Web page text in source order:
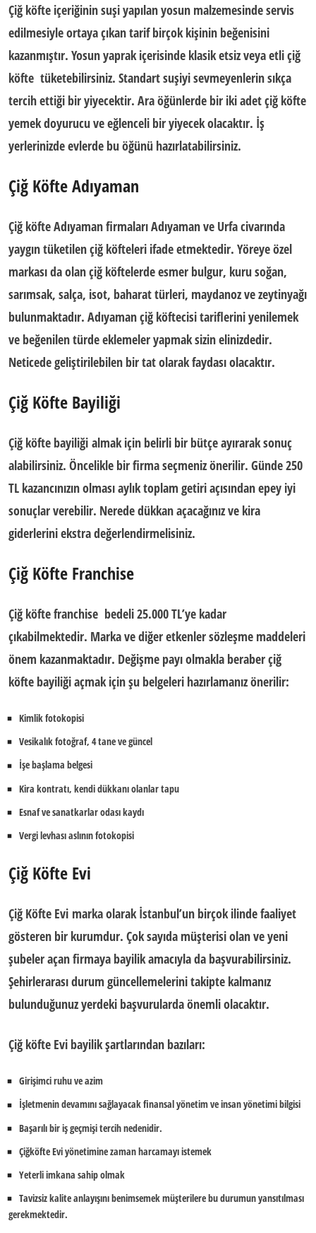
Çiğ köfte içeriğinin suşi yapılan yosun malzemesinde servis
edilmesiyle ortaya çıkan tarif birçok kişinin beğenisini
kazanmıştır. Yosun yaprak içerisinde klasik etsiz veya etli çiğ
köfte tüketebilirsiniz. Standart suşiyi sevmeyenlerin sıkça
tercih ettiği bir yiyecektir. Ara öğünlerde bir iki adet çiğ köfte
yemek doyurucu ve eğlenceli bir yiyecek olacaktır. İş
yerlerinizde evlerde bu öğünü hazırlatabilirsiniz.
Çiğ Köfte Adıyaman
Çiğ köfte Adıyamanfirmaları Adıyaman ve Urfa civarında
yaygın tüketilen çiğ köfteleri ifade etmektedir. Yöreye özel
markası da olan çiğ köftelerde esmer bulgur, kuru soğan,
sarımsak, salça, isot, baharat türleri, maydanoz ve zeytinyağı
bulunmaktadır. Adıyamançiğ köftecisi tariflerini yenilemek
ve beğenilen türde eklemeler yapmak sizin elinizdedir.
Neticede geliştirilebilen bir tat olarak faydası olacaktır.
Çiğ Köfte Bayiliği
Çiğ köfte bayiliği almak için belirli bir bütçe ayırarak sonuç
alabilirsiniz. Öncelikle bir firma seçmeniz önerilir. Günde 250
TL kazancınızın olması aylık toplam getiri açısından epey iyi
sonuçlar verebilir. Nerede dükkan açacağınız ve kira
giderlerini ekstra değerlendirmelisiniz.
Çiğ Köfte Franchise
Çiğ köfte franchise bedeli 25.000 TL’ye kadar
çıkabilmektedir. Marka ve diğer etkenler sözleşme maddeleri
önem kazanmaktadır. Değişme payı olmakla beraber çiğ
köfte bayiliği açmak için şu belgeleri hazırlamanız önerilir:
Kimlik fotokopisi
Vesikalık fotoğraf, 4 tane ve güncel
İşe başlama belgesi
Kira kontratı, kendi dükkanı olanlar tapu
Esnaf ve sanatkarlar odası kaydı
Vergi levhası aslının fotokopisi
Çiğ Köfte Evi
Çiğ Köfte Evi marka olarak İstanbul’un birçok ilinde faaliyet
gösteren bir kurumdur. Çok sayıda müşterisi olan ve yeni
şubeler açan firmaya bayilik amacıyla da başvurabilirsiniz.
Şehirlerarası durum güncellemelerini takipte kalmanız
bulunduğunuz yerdeki başvurularda önemli olacaktır.
Çiğ köfte Evi bayilik şartlarından bazıları:
Girişimci ruhu ve azim
İşletmenin devamını sağlayacak finansal yönetim ve insan yönetimi bilgisi
Başarılı bir iş geçmişi tercih nedenidir.
Çiğköfte Evi yönetimine zaman harcamayı istemek
Yeterli imkana sahip olmak
Tavizsiz kalite anlayışını benimsemek müşterilere bu durumun yansıtılması
gerekmektedir.